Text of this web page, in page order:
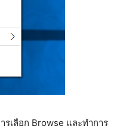
เลือก Browse และทำการ